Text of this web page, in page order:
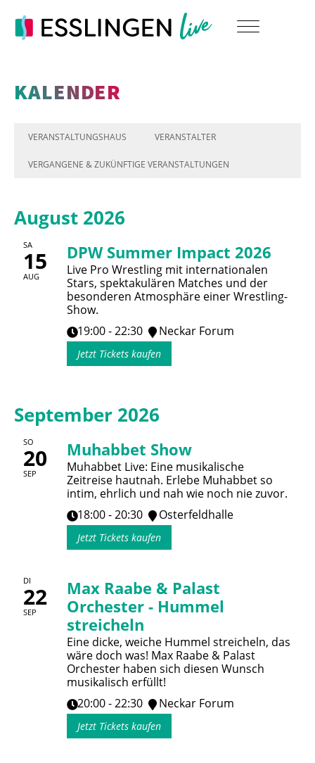
KALENDER
VERANSTALTUNGSHAUS VERANSTALTER
VERGANGENE & ZUKÜNFTIGE VERANSTALTUNGEN
August 2026
SA
15
AUG
DPW Summer Impact 2026
Live Pro Wrestling mit internationalen
Stars, spektakulären Matches und der
besonderen Atmosphäre einer Wrestling-
Show.
19:00 - 22:30
Neckar Forum
Jetzt Tickets kaufen
September 2026
SO
20
SEP
Muhabbet Show
Muhabbet Live: Eine musikalische
Zeitreise hautnah. Erlebe Muhabbet so
intim, ehrlich und nah wie noch nie zuvor.
18:00 - 20:30
Osterfeldhalle
Jetzt Tickets kaufen
DI
22
SEP
Max Raabe & Palast
Orchester - Hummel
streicheln
Eine dicke, weiche Hummel streicheln, das
wäre doch was! Max Raabe & Palast
Orchester haben sich diesen Wunsch
musikalisch erfüllt!
20:00 - 22:30
Neckar Forum
Jetzt Tickets kaufen